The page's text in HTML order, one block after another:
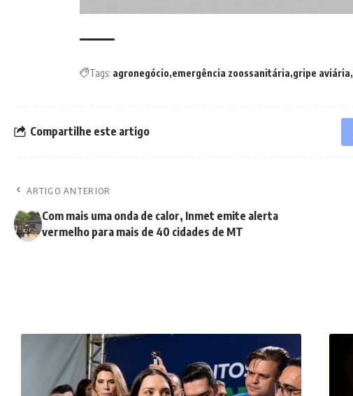
Tags: agronegócio emergência zoossanitária gripe aviária
Compartilhe este artigo
ARTIGO ANTERIOR
Com mais uma onda de calor, Inmet emite alerta
vermelho para mais de 40 cidades de MT